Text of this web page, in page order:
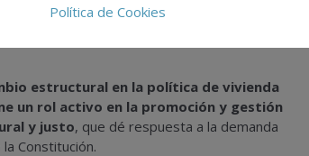
treintena de inmuebles.
estructural en la política de vivienda
un rol activo en la promoción y gestión
y justo, que dé respuesta a la demanda
Constitución.
Política de Cookies